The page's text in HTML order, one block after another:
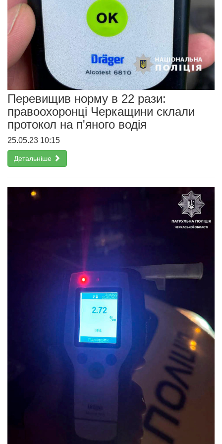
Перевищив норму в 22 рази:
правоохоронці Черкащини склали
протокол на п'яного водія
25.05.23 10:15
Детальніше